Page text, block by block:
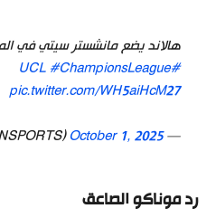
هالاند يضع مانشستر سيتي في
#UCL
#ChampionsLeague
pic.twitter.com/WH5aiHcM27
— beIN SPORTS (@beINSPORTS)
October 1, 2025
رد موناكو الصاعق